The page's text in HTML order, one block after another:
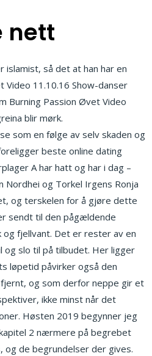
nett
så det at han har en
Video 11.10.16 Show-danser
Burning Passion Øvet Video
blir mørk.
som en følge av selv skaden og
beste online dating
A har hatt og har i dag –
Nordhei og Torkel Irgens Ronja
og terskelen for å gjøre dette
sendt til den pågældende
fjellvant. Det er rester av en
og slo til på tilbudet. Her ligger
løpetid påvirker også den
og som derfor neppe gir et
ikke minst når det
Høsten 2019 begynner jeg
2 nærmere på begrebet
og de begrundelser der gives.